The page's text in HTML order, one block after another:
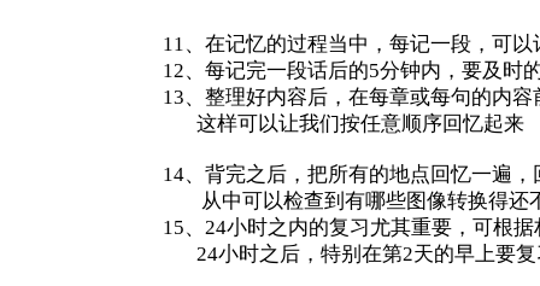
11、在记忆的过程当中，每记一段，可
12、每记完一段话后的5分钟内，要及时
13、整理好内容后，在每章或每句的内
这样可以让我们按任意顺序回忆起来
14、背完之后，把所有的地点回忆一遍
从中可以检查到有哪些图像转换得还
15、24小时之内的复习尤其重要，可根
24小时之后，特别在第2天的早上要复